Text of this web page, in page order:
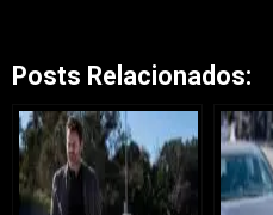
Posts Relacionados: